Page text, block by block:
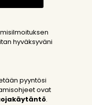
hyväksyväni
pyyntösi
ovat
.